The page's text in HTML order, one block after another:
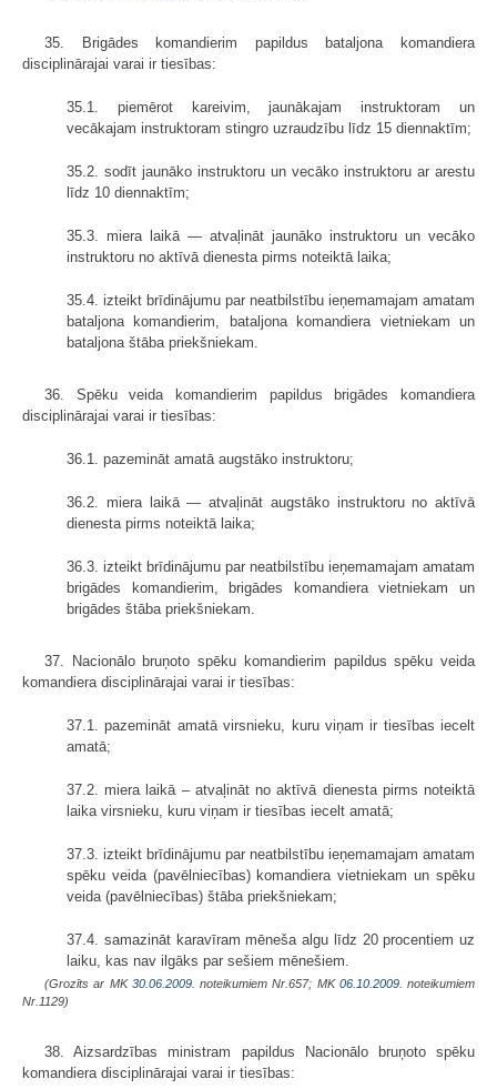
35. Brigādes komandierim papildus bataljona komandiera
disciplinārajai varai ir tiesības:
35.1. piemērot kareivim, jaunākajam instruktoram un
vecākajam instruktoram stingro uzraudzību līdz 15 diennaktīm;
35.2. sodīt jaunāko instruktoru un vecāko instruktoru ar arestu
līdz 10 diennaktīm;
35.3. miera laikā — atvaļināt jaunāko instruktoru un vecāko
instruktoru no aktīvā dienesta pirms noteiktā laika;
35.4. izteikt brīdinājumu par neatbilstību ieņemamajam amatam
bataljona komandierim, bataljona komandiera vietniekam un
bataljona štāba priekšniekam.
36. Spēku veida komandierim papildus brigādes komandiera
disciplinā­rajai varai ir tiesības:
36.1. pazemināt amatā augstāko instruktoru;
36.2. miera laikā — atvaļināt augstāko instruktoru no aktīvā
dienesta pirms noteiktā laika;
36.3. izteikt brīdinājumu par neatbilstību ieņemamajam amatam
brigādes komandierim, brigādes komandiera vietniekam un
brigādes štāba priekšniekam.
37. Nacionālo bruņoto spēku komandierim papildus spēku veida
komandiera disciplinārajai varai ir tiesības:
37.1. pazemināt amatā virsnieku, kuru viņam ir tiesības iecelt
amatā;
37.2. miera laikā – atvaļināt no aktīvā dienesta pirms noteiktā
laika virsnieku, kuru viņam ir tiesības iecelt amatā;
37.3. izteikt brīdinājumu par neatbilstību ieņemamajam amatam
spēku veida (pavēlniecības) komandiera vietniekam un spēku
veida (pavēlniecības) štāba priekšniekam;
37.4. samazināt karavīram mēneša algu līdz 20 procentiem uz
laiku, kas nav ilgāks par sešiem mēnešiem.
(Grozīts ar MK 30.06.2009. noteikumiem Nr.657; MK 06.10.2009. noteikumiem
Nr.1129)
38. Aizsardzības ministram papildus Nacionālo bruņoto spēku
komandiera disciplinārajai varai ir tiesības: